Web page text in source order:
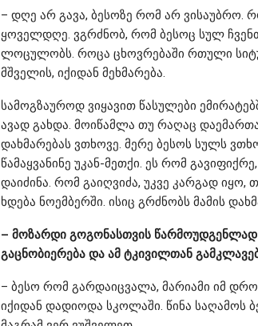
– დღე არ გავა, ბესოზე რომ არ ვისაუბრო.
ყოველდღე. ვგრძნობ, რომ ბესოც სულ
ლოცულობს. როცა ცხოვრებაში რთული
მშველის, იქიდან მეხმარება.
სამოგზაუროდ ვიყავით წასულები
ავად გახდა. მოიწამლა თუ რაღაც
დახმარებას ვთხოვე. მერე ბესოს სულს
წამაყვანინე უკან-მეთქი. ეს რომ
დაიძინა. რომ გაიღვიძა, უკვე კარგად
ხდება ნოემბერში. ისიც გრძნობს მამის
– მოზარდი გოგონასთვის წარმოუდგენლად
გაცნობიერება და ამ ტკივილთან
– ბესო რომ გარდაიცვალა, მარიამი იმ
იქიდან დადიოდა სკოლაში. წინა საღამოს